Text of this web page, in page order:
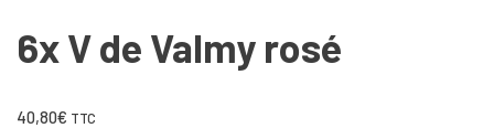
6x V de Valmy rosé
40,80€ TTC